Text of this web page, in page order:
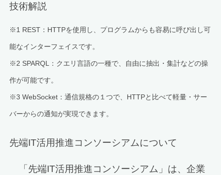
技術解説
※1 REST：HTTPを使用し、プログラムからも容易に呼び出し可
能なインターフェイスです。
※2 SPARQL：クエリ言語の一種で、自由に抽出・集計などの操
作が可能です。
※3 WebSocket：通信規格の１つで、HTTPと比べて軽量・サー
バーからの通知が実現できます。
先端IT活用推進コンソーシアムについて
「先端IT活用推進コンソーシアム」は、企業